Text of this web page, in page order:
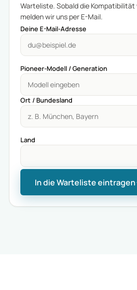
Warteliste. Sobald die Kompatibilität
melden wir uns per E-Mail.
Deine E-Mail-Adresse
Pioneer-Modell / Generation
Ort / Bundesland
Land
In die Warteliste eintragen